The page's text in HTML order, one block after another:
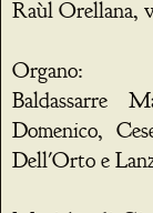
Raùl Orellana,
Organo:
Baldassarre
Domenico,
Dell'Orto e